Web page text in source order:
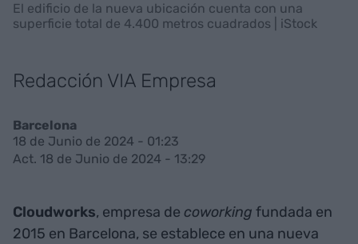
El edificio de la nueva ubicación cuenta con una
superficie total de 4.400 metros cuadrados | iStock
Redacción VIA Empresa
Barcelona
18 de Junio de 2024 - 01:23
Act. 18 de Junio de 2024 - 13:29
Cloudworks, empresa de coworking fundada en
2015 en Barcelona, se establece en una nueva